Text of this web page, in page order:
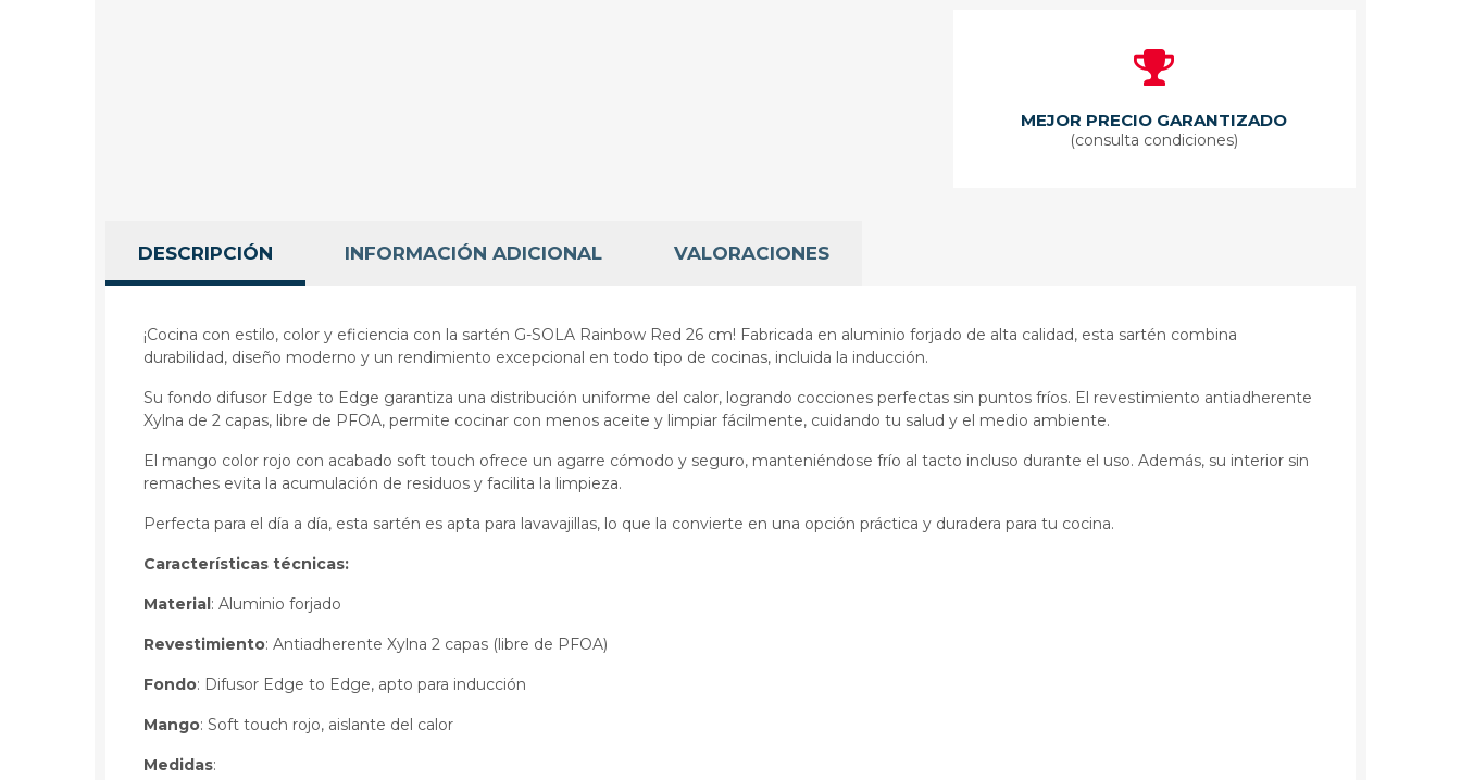
MEJOR PRECIO GARANTIZADO
(consulta condiciones)
DESCRIPCIÓN INFORMACIÓN ADICIONAL VALORACIONES
¡Cocina con estilo, color y eficiencia con la sartén G-SOLA Rainbow Red 26 cm! Fabricada en aluminio forjado de alta calidad, esta sartén combina
durabilidad, diseño moderno y un rendimiento excepcional en todo tipo de cocinas, incluida la inducción.
Su fondo difusor Edge to Edge garantiza una distribución uniforme del calor, logrando cocciones perfectas sin puntos fríos. El revestimiento antiadherente
Xylna de 2 capas, libre de PFOA, permite cocinar con menos aceite y limpiar fácilmente, cuidando tu salud y el medio ambiente.
El mango color rojo con acabado soft touch ofrece un agarre cómodo y seguro, manteniéndose frío al tacto incluso durante el uso. Además, su interior sin
remaches evita la acumulación de residuos y facilita la limpieza.
Perfecta para el día a día, esta sartén es apta para lavavajillas, lo que la convierte en una opción práctica y duradera para tu cocina.
Características técnicas:
Material : Aluminio forjado
Revestimiento: Antiadherente Xylna 2 capas (libre de PFOA)
Fondo: Difusor Edge to Edge, apto para inducción
Mango: Soft touch rojo, aislante del calor
Medidas: